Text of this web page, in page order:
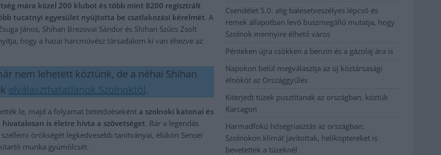
mára közel 200 klubot és több mint 8200 regisztrált
tucatnyi egyesület nyújtotta be csatlakozási kérelmét. A
János, Shihan Brezovai Sándor és Shihan Szűcs Zsolt
hogy a hazai harcművész társadalom ki van éhezve az
nem lehetett köztünk, de a néhai Shihan
elválaszthatatlanok Szolnoktól.
le, majd a folyamat betetőzéseként a szolnoki katonai és
hivatalosan is életre hívta a szövetséget. Bár a legendás
örökségét legkedvesebb tanítványai, élükön Sensei
munka gyümölcsét.
Csendélet 5.0: alig balesetveszélyes lépcső és
remek állapotban levő buszmegálló mutatja, hogy
Szolnok mennyire élhető város
Pénteken újra csökken a benzin és a gázolaj ára is
Napokon belül megválasztja az új köztársasági
elnököt az Országgyűlés
Kiterjedt tüzek pusztítanak az országban, köztük
Karcagon
Harmadfokú hőségriasztás az országban:
Szolnokon klímát javítottak, helikoptereket is
bevetettek a tüzeknél